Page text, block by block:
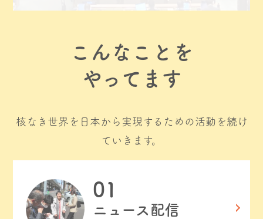
こんなことを
やってます
核なき世界を日本から実現するための活動を続け
ていきます。
ニュース配信